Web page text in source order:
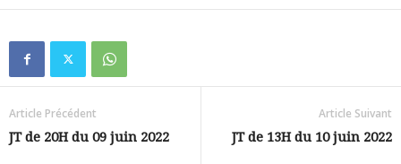
Article Précédent
JT de 20H du 09 juin 2022
Article Suivant
JT de 13H du 10 juin 2022